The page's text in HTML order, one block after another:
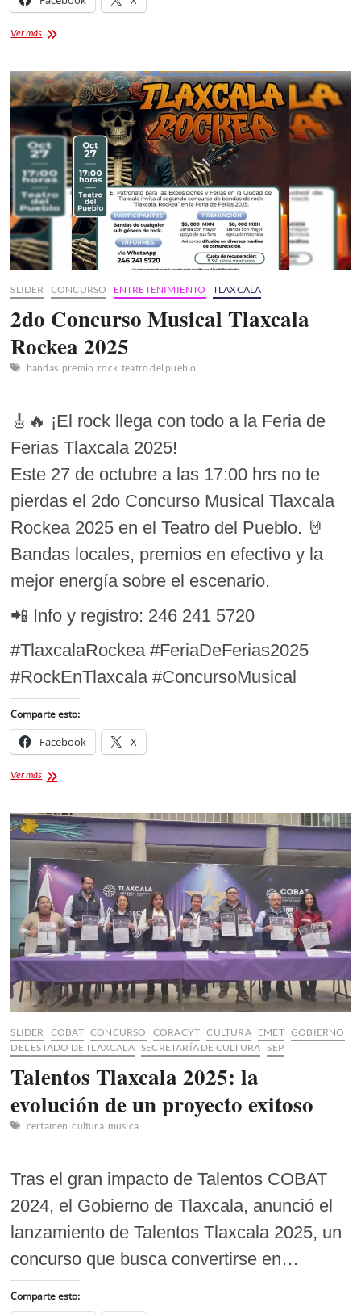
Ver másPresentación
de
Creaciones
2025”
SLIDER CONCURSO ENTRETENIMIENTO TLAXCALA
2do Concurso Musical Tlaxcala
Rockea 2025
bandas premio rock teatro del pueblo
🎸🔥 ¡El rock llega con todo a la Feria de
Ferias Tlaxcala 2025!
Este 27 de octubre a las 17:00 hrs no te
pierdas el 2do Concurso Musical Tlaxcala
Rockea 2025 en el Teatro del Pueblo. 🤘
Bandas locales, premios en efectivo y la
mejor energía sobre el escenario.
📲 Info y registro: 246 241 5720
#TlaxcalaRockea #FeriaDeFerias2025
#RockEnTlaxcala #ConcursoMusical
Comparte esto:
Facebook X
Ver más2do
Tlaxcala
Rockea
2025
SLIDER COBAT CONCURSO CORACYT CULTURA EMET GOBIERNO
DEL ESTADO DE TLAXCALA SECRETARÍA DE CULTURA SEP
Talentos Tlaxcala 2025: la
evolución de un proyecto exitoso
certamen cultura musica
Tras el gran impacto de Talentos COBAT
2024, el Gobierno de Tlaxcala, anunció el
lanzamiento de Talentos Tlaxcala 2025, un
concurso que busca convertirse en…
Comparte esto: